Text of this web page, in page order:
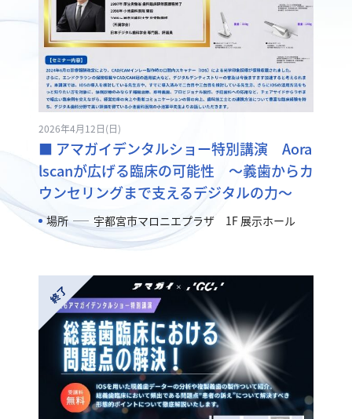
2026年4月12日(日)
■ アマガイデンタルショー特別講演 Aora
lscanが広げる臨床の可能性 ～義歯からカ
ウンセリングまで支えるデジタルの力～
場所 宇都宮市マロニエプラザ 1F 展示ホール